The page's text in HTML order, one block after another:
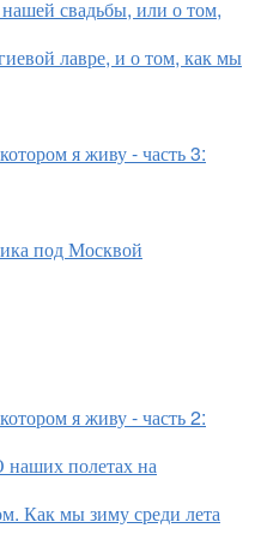
свадьбы, или о том,
лавре, и о том, как мы
я живу - часть 3:
под Москвой
я живу - часть 2:
полетах на
Как мы зиму среди лета